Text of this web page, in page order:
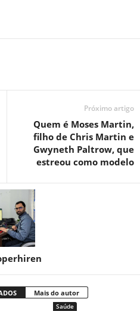
Próximo artigo
Quem é Moses Martin,
filho de Chris Martin e
Gwyneth Paltrow, que
estreou como modelo
Mais do autor
Saúde